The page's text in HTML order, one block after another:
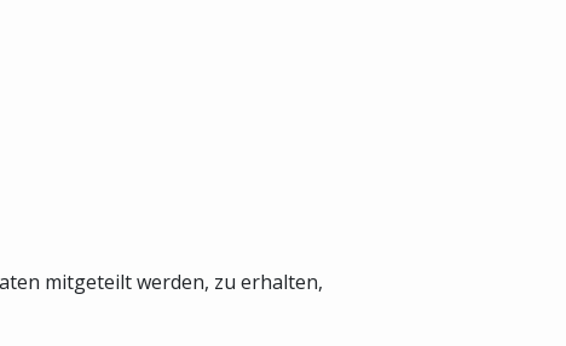
mitgeteilt werden, zu erhalten,